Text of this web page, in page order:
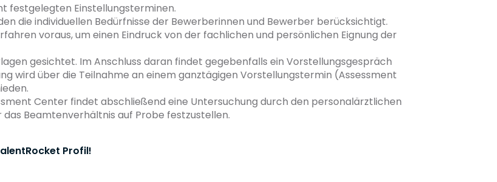
festgelegten Einstellungsterminen.
die individuellen Bedürfnisse der Bewerberinnen und Bewerber berücksichtigt.
voraus, um einen Eindruck von der fachlichen und persönlichen Eignung der
gesichtet. Im Anschluss daran findet gegebenfalls ein Vorstellungsgespräch
wird über die Teilnahme an einem ganztägigen Vorstellungstermin (Assessment
Center findet abschließend eine Untersuchung durch den personalärztlichen
Beamtenverhältnis auf Probe festzustellen.
Profil!